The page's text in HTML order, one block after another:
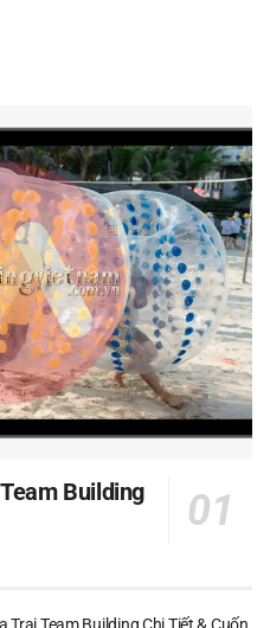
Building
Trại Team Building Chi Tiết & Cuốn